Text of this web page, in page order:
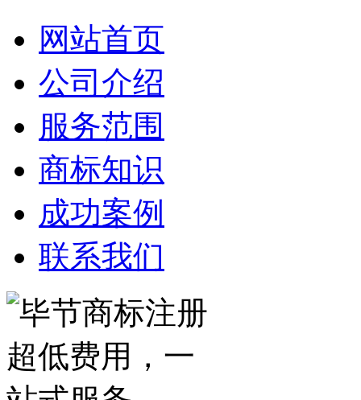
网站首页
公司介绍
服务范围
商标知识
成功案例
联系我们